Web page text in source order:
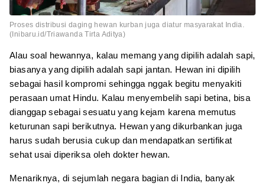
Proses distribusi daging hewan kurban juga diatur masyarakat India.
(Inibaru.id/Triawanda Tirta Aditya)
Alau soal hewannya, kalau memang yang dipilih adalah sapi,
biasanya yang dipilih adalah sapi jantan. Hewan ini dipilih
sebagai hasil kompromi sehingga nggak begitu menyakiti
perasaan umat Hindu. Kalau menyembelih sapi betina, bisa
dianggap sebagai sesuatu yang kejam karena memutus
keturunan sapi berikutnya. Hewan yang dikurbankan juga
harus sudah berusia cukup dan mendapatkan sertifikat
sehat usai diperiksa oleh dokter hewan.
Menariknya, di sejumlah negara bagian di India, banyak